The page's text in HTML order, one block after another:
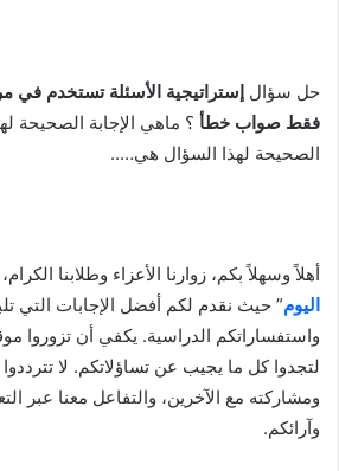
حل سؤال إستراتيجية الأسئلة تستخدم في
فقط صواب خطأ ؟ ماهي الإجابة الصحيحة
الصحيحة لهذا السؤال هي…..
أهلاً وسهلاً بكم، زوارنا الأعزاء وطلابنا
اليوم” حيث نقدم لكم أفضل الإجابات التي
واستفساراتكم الدراسية. يكفي أن تزوروا
لتجدوا كل ما يجيب عن تساؤلاتكم. لا
ومشاركته مع الآخرين، والتفاعل معنا عبر
وآرائكم.